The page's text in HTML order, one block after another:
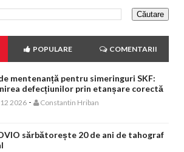
POPULARE COMENTARII
mentenanță pentru simeringuri SKF:
defecțiunilor prin etanșare corectă
2026 - Constantin Hriban
sărbătorește 20 de ani de tahograf